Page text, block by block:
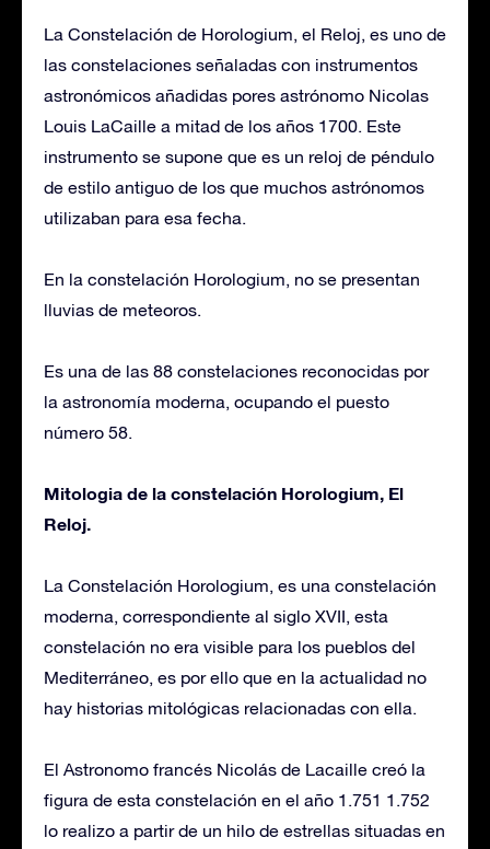
La Constelación de Horologium, el Reloj, es uno de
las constelaciones señaladas con instrumentos
astronómicos añadidas pores astrónomo Nicolas
Louis LaCaille a mitad de los años 1700. Este
instrumento se supone que es un reloj de péndulo
de estilo antiguo de los que muchos astrónomos
utilizaban para esa fecha.
En la constelación Horologium, no se presentan
lluvias de meteoros.
Es una de las 88 constelaciones reconocidas por
la astronomía moderna, ocupando el puesto
número 58.
Mitologia de la constelación Horologium, El
Reloj.
La Constelación Horologium, es una constelación
moderna, correspondiente al siglo XVII, esta
constelación no era visible para los pueblos del
Mediterráneo, es por ello que en la actualidad no
hay historias mitológicas relacionadas con ella.
El Astronomo francés Nicolás de Lacaille creó la
figura de esta constelación en el año 1.751 1.752
lo realizo a partir de un hilo de estrellas situadas en